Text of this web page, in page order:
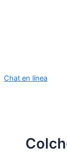
Chat en línea